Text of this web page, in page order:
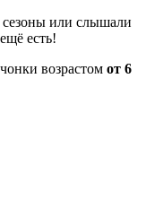
или слышали
есть!
возрастом от 6